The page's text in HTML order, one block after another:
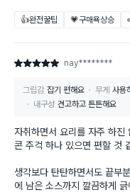
👍완전꿀팁 💗구매욕상승
별점 5점 nay********
그립감 잡기 편해요 무게 사용
내구성 견고하고 튼튼해요
자취하면서 요리를 자주 하진
콘 주걱 하나 있으면 편할 것
생각보다 탄탄하면서도 끝부
에 남은 소스까지 깔끔하게